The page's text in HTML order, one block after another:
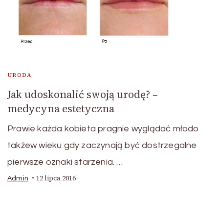
URODA
Jak udoskonalić swoją urodę? –
medycyna estetyczna
Prawie każda kobieta pragnie wyglądać młodo
takżew wieku gdy zaczynają być dostrzegalne
pierwsze oznaki starzenia. …
Admin 12 lipca 2016